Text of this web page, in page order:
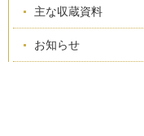
主な収蔵資料
お知らせ